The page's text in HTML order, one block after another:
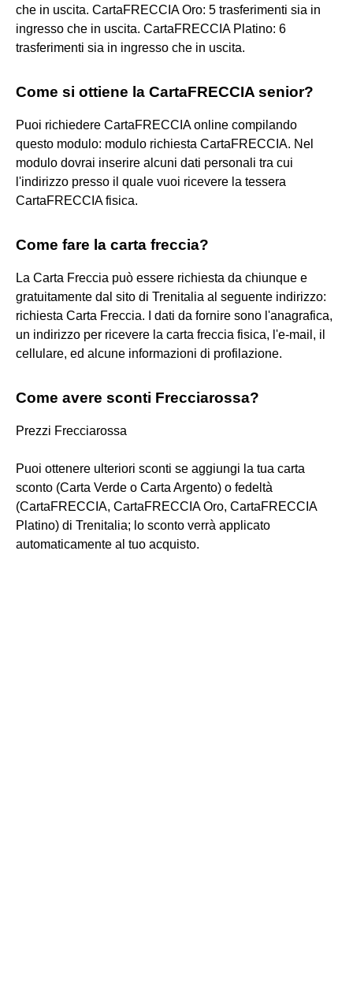
che in uscita. CartaFRECCIA Oro: 5 trasferimenti sia in
ingresso che in uscita. CartaFRECCIA Platino: 6
trasferimenti sia in ingresso che in uscita.
Come si ottiene la CartaFRECCIA senior?
Puoi richiedere CartaFRECCIA online compilando
questo modulo: modulo richiesta CartaFRECCIA. Nel
modulo dovrai inserire alcuni dati personali tra cui
l'indirizzo presso il quale vuoi ricevere la tessera
CartaFRECCIA fisica.
Come fare la carta freccia?
La Carta Freccia può essere richiesta da chiunque e
gratuitamente dal sito di Trenitalia al seguente indirizzo:
richiesta Carta Freccia. I dati da fornire sono l'anagrafica,
un indirizzo per ricevere la carta freccia fisica, l'e-mail, il
cellulare, ed alcune informazioni di profilazione.
Come avere sconti Frecciarossa?
Prezzi Frecciarossa
Puoi ottenere ulteriori sconti se aggiungi la tua carta
sconto (Carta Verde o Carta Argento) o fedeltà
(CartaFRECCIA, CartaFRECCIA Oro, CartaFRECCIA
Platino) di Trenitalia; lo sconto verrà applicato
automaticamente al tuo acquisto.